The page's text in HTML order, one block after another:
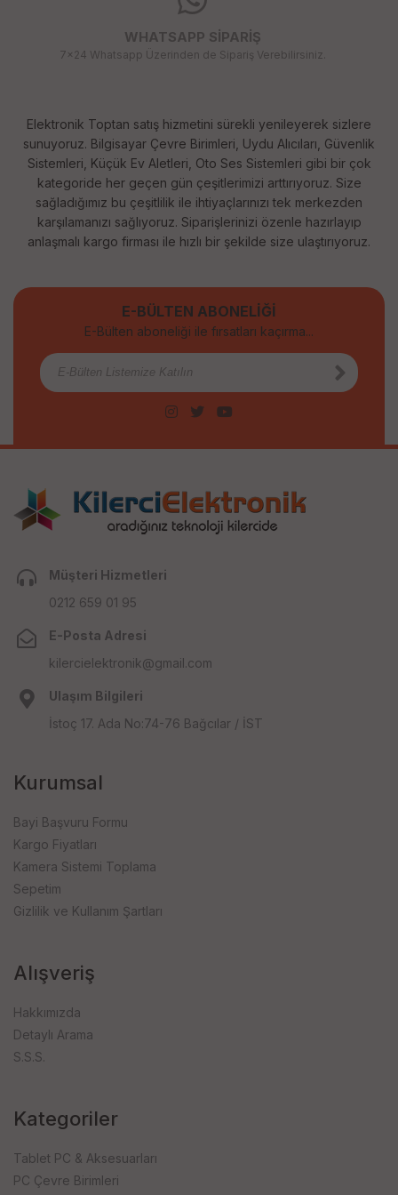
WHATSAPP SİPARİŞ
7x24 Whatsapp Üzerinden de Sipariş Verebilirsiniz.
Elektronik Toptan satış hizmetini sürekli yenileyerek sizlere
sunuyoruz. Bilgisayar Çevre Birimleri, Uydu Alıcıları, Güvenlik
Sistemleri, Küçük Ev Aletleri, Oto Ses Sistemleri gibi bir çok
kategoride her geçen gün çeşitlerimizi arttırıyoruz. Size
sağladığımız bu çeşitlilik ile ihtiyaçlarınızı tek merkezden
karşılamanızı sağlıyoruz. Siparişlerinizi özenle hazırlayıp
anlaşmalı kargo firması ile hızlı bir şekilde size ulaştırıyoruz.
E-BÜLTEN ABONELİĞİ
E-Bülten aboneliği ile fırsatları kaçırma...
Müşteri Hizmetleri
0212 659 01 95
E-Posta Adresi
kilercielektronik@gmail.com
Ulaşım Bilgileri
İstoç 17. Ada No:74-76 Bağcılar / İST
Kurumsal
Bayi Başvuru Formu
Kargo Fiyatları
Kamera Sistemi Toplama
Sepetim
Gizlilik ve Kullanım Şartları
Alışveriş
Hakkımızda
Detaylı Arama
S.S.S.
Kategoriler
Tablet PC & Aksesuarları
PC Çevre Birimleri